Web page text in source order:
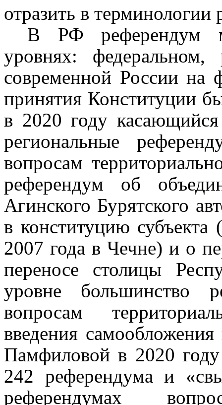
отразить в терминологии
В РФ референдум
уровнях:
современной России на
принятия Конституции
в 2020 году
региональные
вопросам
референдум об
Агинского Бурятского
в конституцию
2007 года в Чечне) и о
переносе столицы
уровне большинство
вопросам
введения
Памфиловой в 2020
242 референдума и
референдумах